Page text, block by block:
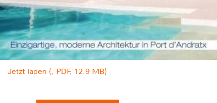
Jetzt laden (, PDF, 12.9 MB)